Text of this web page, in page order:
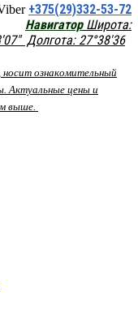
+375(29)332-53-72
НавигаторШирота:
Долгота: 27°38'36
ознакомительный
Актуальные цены и
выше.